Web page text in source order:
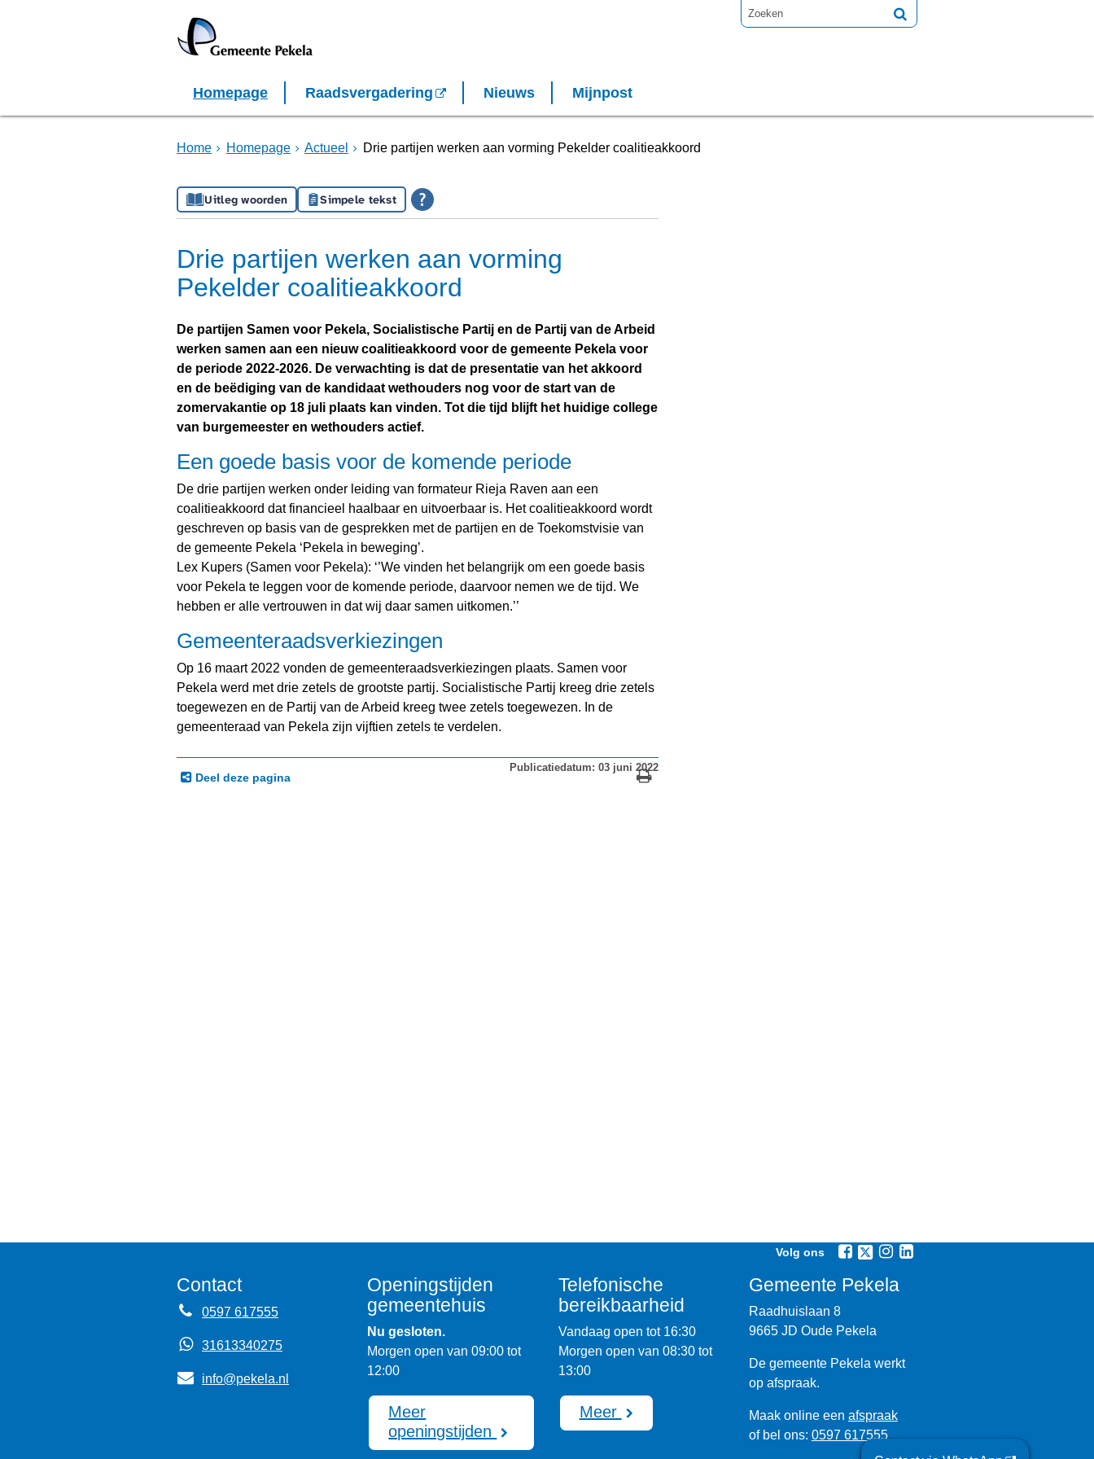
Homepage Raadsvergadering Nieuws Mijnpost
Home Homepage Actueel Drie partijen werken aan vorming Pekelder coalitieakkoord
Uitleg woorden Simpele tekst
Drie partijen werken aan vorming
Pekelder coalitieakkoord
De partijen Samen voor Pekela, Socialistische Partij en de Partij van de Arbeid
werken samen aan een nieuw coalitieakkoord voor de gemeente Pekela voor
de periode 2022-2026. De verwachting is dat de presentatie van het akkoord
en de beëdiging van de kandidaat wethouders nog voor de start van de
zomervakantie op 18 juli plaats kan vinden. Tot die tijd blijft het huidige college
van burgemeester en wethouders actief.
Een goede basis voor de komende periode
De drie partijen werken onder leiding van formateur Rieja Raven aan een
coalitieakkoord dat financieel haalbaar en uitvoerbaar is. Het coalitieakkoord wordt
geschreven op basis van de gesprekken met de partijen en de Toekomstvisie van
de gemeente Pekela ‘Pekela in beweging’.
Lex Kupers (Samen voor Pekela): ‘’We vinden het belangrijk om een goede basis
voor Pekela te leggen voor de komende periode, daarvoor nemen we de tijd. We
hebben er alle vertrouwen in dat wij daar samen uitkomen.’’
Gemeenteraadsverkiezingen
Op 16 maart 2022 vonden de gemeenteraadsverkiezingen plaats. Samen voor
Pekela werd met drie zetels de grootste partij. Socialistische Partij kreeg drie zetels
toegewezen en de Partij van de Arbeid kreeg twee zetels toegewezen. In de
gemeenteraad van Pekela zijn vijftien zetels te verdelen.
Deel deze pagina
Publicatiedatum: 03 juni 2022
Volg ons
Contact
0597 617555
31613340275
info@pekela.nl
Openingstijden
gemeentehuis
Nu gesloten.
Morgen open van 09:00 tot
12:00
Meer
openingstijden
Telefonische
bereikbaarheid
Vandaag open tot 16:30
Morgen open van 08:30 tot
13:00
Meer
Gemeente Pekela
Raadhuislaan 8
9665 JD Oude Pekela
De gemeente Pekela werkt
op afspraak.
Maak online een afspraak
of bel ons: 0597 617555